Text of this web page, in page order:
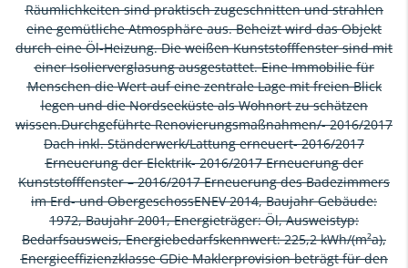
Räumlichkeiten sind praktisch zugeschnitten und strahlen
eine gemütliche Atmosphäre aus. Beheizt wird das Objekt
durch eine Öl-Heizung. Die weißen Kunststofffenster sind mit
einer Isolierverglasung ausgestattet. Eine Immobilie für
Menschen die Wert auf eine zentrale Lage mit freien Blick
legen und die Nordseeküste als Wohnort zu schätzen
wissen.Durchgeführte Renovierungsmaßnahmen/- 2016/2017
Dach inkl. Ständerwerk/Lattung erneuert- 2016/2017
Erneuerung der Elektrik- 2016/2017 Erneuerung der
Kunststofffenster – 2016/2017 Erneuerung des Badezimmers
im Erd- und ObergeschossENEV 2014, Baujahr Gebäude:
1972, Baujahr 2001, Energieträger: Öl, Ausweistyp:
Bedarfsausweis, Energiebedarfskennwert: 225,2 kWh/(m²a),
Energieeffizienzklasse GDie Maklerprovision beträgt für den